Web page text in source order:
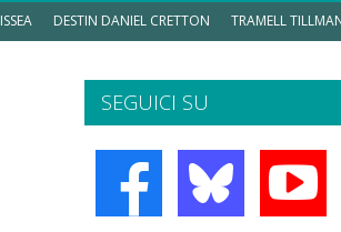
DESTIN DANIEL CRETTON TRAMELL
SEGUICI SU